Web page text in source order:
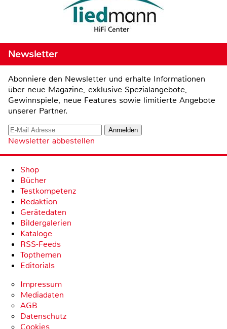
Newsletter
Abonniere den Newsletter und erhalte Informationen
über neue Magazine, exklusive Spezialangebote,
Gewinnspiele, neue Features sowie limitierte Angebote
unserer Partner.
Newsletter abbestellen
Shop
Bücher
Testkompetenz
Redaktion
Gerätedaten
Bildergalerien
Kataloge
RSS-Feeds
Topthemen
Editorials
Impressum
Mediadaten
AGB
Datenschutz